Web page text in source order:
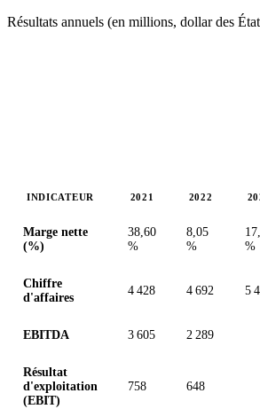
Résultats annuels (en millions, dollar des
INDICATEUR 2021 2022
Marge nette
(%)
38,60
%
8,05
%
%
Chiffre
d'affaires
4 428 4 692 5
EBITDA 3 605 2 289
Résultat
d'exploitation
(EBIT)
758 648